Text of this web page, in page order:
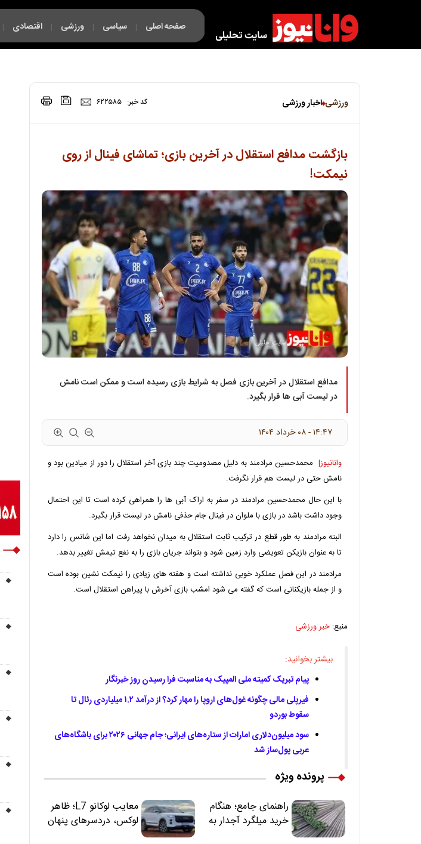
صفحه اصلی | سیاسی | ورزشی | اقتصادی |
فکت لایف |
ورزشی اخبار ورزشی کد خبر: ۶۲۲۵۸۵
بازگشت مدافع استقلال در آخرین بازی؛ تماشای فینال از روی
نیمکت!
مدافع استقلال در آخرین بازی فصل به شرایط بازی رسیده است و ممکن است نامش
در لیست آبی ها قرار بگیرد.
۱۴:۴۷ - ۰۸ خرداد ۱۴۰۴
وانانیوز| محمدحسین مرادمند به دلیل مصدومیت چند بازی آخر استقلال را دور از میادین بود و
نامش حتی در لیست هم قرار نگرفت.
با این حال محمدحسین مرادمند در سفر به اراک آبی ها را همراهی کرده است تا این احتمال
وجود داشت باشد در بازی با ملوان در فینال جام حذفی نامش در لیست قرار بگیرد.
البته مرادمند به طور قطع در ترکیب ثابت استقلال به میدان نخواهد رفت اما این شانس را دارد
تا به عنوان بازیکن تعویضی وارد زمین شود و بتواند جریان بازی را به نفع تیمش تغییر بدهد.
مرادمند در این فصل عملکرد خوبی نداشته‌ است و هفته های زیادی را نیمکت نشین بوده است
و از جمله بازیکنانی است که گفته می شود امشب بازی آخرش با پیراهن استقلال است.
منبع: خبر ورزشی
بیشتر بخوانید:
پیام تبریک کمیته ملی المپیک به مناسبت فرا رسیدن روز خبرنگار
فیرپلی مالی چگونه غول‌های اروپا را مهار کرد؟ از درآمد ۱.۲ میلیاردی رئال تا
سقوط بوردو
سود میلیون‌دلاری امارات از ستاره‌های ایرانی؛ جام جهانی ۲۰۲۶ برای باشگاه‌های
عربی پول‌ساز شد
پرونده ویژه
راهنمای جامع؛ هنگام
خرید میلگرد آجدار به
معایب لوکانو L7؛ ظاهر
لوکس، دردسرهای پنهان